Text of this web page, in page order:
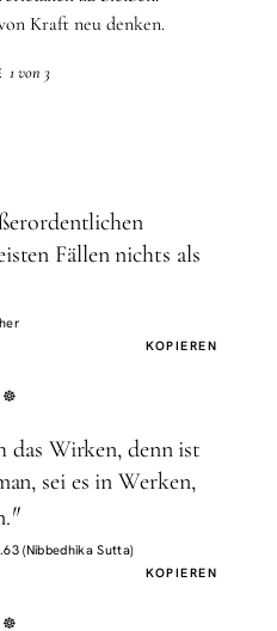
Kraft neu denken.
1 von 3
Fällen nichts als
KOPIEREN
das Wirken, denn ist
sei es in Werken,
"
(Nibbedhika Sutta)
KOPIEREN